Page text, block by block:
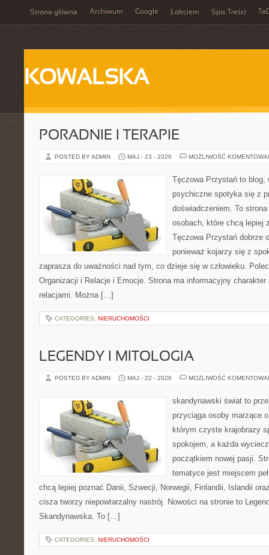
Strona główna Archiwum Google Łokciem Spis Treści
KOWALSKA
PORADNIE I TERAPIE
POSTED BY ADMIN MAJ - 23 - 2026 MOŻLIWOŚĆ
Tęczowa Przystań to blog,
psychiczne spotyka się z
doświadczeniem. To
osobach, które chcą lepiej
Tęczowa Przystań dobrze
ponieważ kojarzy się z
zaprasza do uważności nad tym, co dzieje się w człowieku.
Organizacji i Relacje i Emocje. Strona ma informacyjny
relacjami. Można […]
CATEGORIES: NIERUCHOMOŚCI
LEGENDY I MITOLOGIA
POSTED BY ADMIN MAJ - 22 - 2026 MOŻLIWOŚĆ
skandynawski świat to
przyciąga osoby marzące
którym czyste krajobrazy
spokojem, a każda
początkiem nowej pasji.
tematyce jest miejscem
chcą lepiej poznać Danii, Szwecji, Norwegii, Finlandii, Islandii
cisza tworzy niepowtarzalny nastrój. Nowości na stronie to
Skandynawska. To […]
CATEGORIES: NIERUCHOMOŚCI